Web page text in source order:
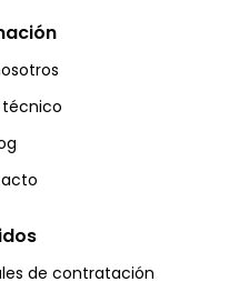
técnico
de contratación